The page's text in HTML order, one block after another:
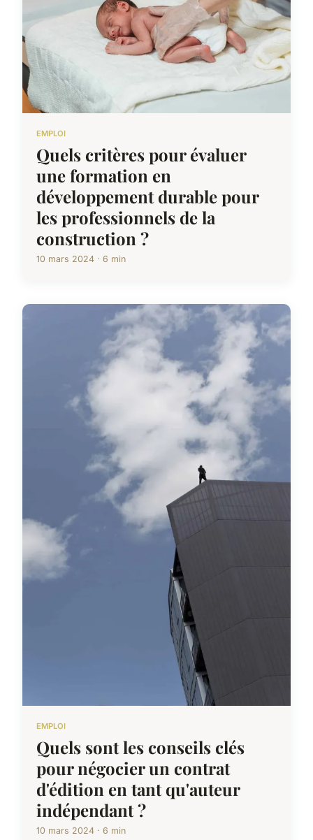
EMPLOI
Quels critères pour évaluer
une formation en
développement durable pour
les professionnels de la
construction ?
10 mars 2024 · 6 min
EMPLOI
Quels sont les conseils clés
pour négocier un contrat
d'édition en tant qu'auteur
indépendant ?
10 mars 2024 · 6 min